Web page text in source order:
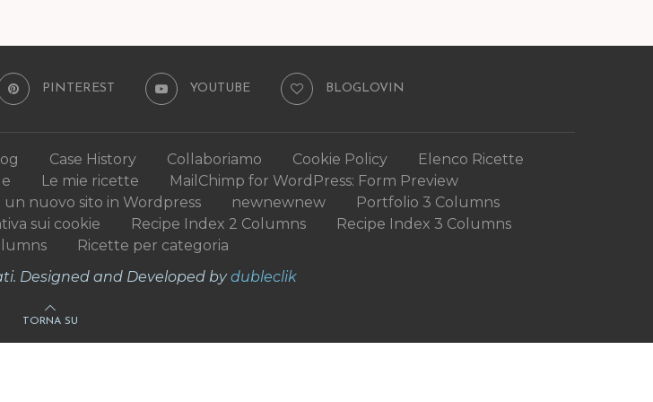
PINTEREST YOUTUBE BLOGLOVIN
Case History Collaboriamo Cookie Policy
Elenco Ricette
Le mie ricette
MailChimp for WordPress: Form Preview
un nuovo sito in Wordpress
newnewnew
Portfolio 3 Columns
sui cookie Recipe Index 2 Columns
Recipe Index 3 Columns
Ricette per categoria
Designed and Developed bydubleclik
TORNA SU